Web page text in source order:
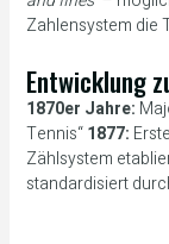
Zahlensystem die
Entwicklung
1870er Jahre:
Tennis“1877:
Zählsystem
standardisiert